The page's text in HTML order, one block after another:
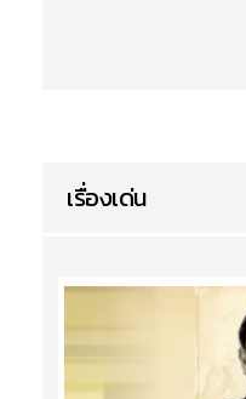
เรื่องเด่น